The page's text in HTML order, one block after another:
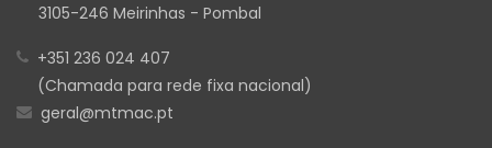
3105-246 Meirinhas - Pombal
+351 236 024 407
(Chamada para rede fixa nacional)
geral@mtmac.pt